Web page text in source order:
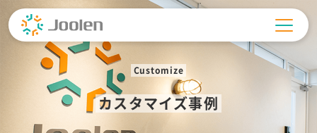
content
Customize
カスタマイズ事例